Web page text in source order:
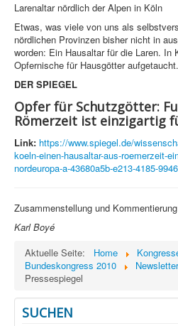
Larenaltar nördlich der Alpen in Köln
Etwas, was viele von uns als
nördlichen Provinzen bisher nicht in
worden: Ein Hausaltar für die Laren. In
Opfernische für Hausgötter aufgetaucht.
DER SPIEGEL
Opfer für Schutzgötter:
Römerzeit ist einzigartig
Link: https://www.spiegel.de/
koeln-einen-hausaltar-aus-roemerzeit-
nordeuropa-a-43680a5b-e213-4185-
Zusammenstellung und
Karl Boyé
Aktuelle Seite:
Home
Bundeskongress 2010
Newsletter
Pressespiegel
SUCHEN